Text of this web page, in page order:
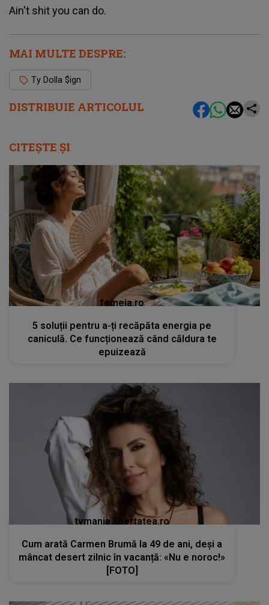
DISTRIBUIE ARTICOLUL
Ain't shit you can do.
MAI MULTE DESPRE:
Ty Dolla $ign
CITEȘTE ȘI
femeia.ro
5 soluții pentru a-ți recăpăta energia pe
caniculă. Ce funcționează când căldura te
epuizează
tvmania.libertatea.ro
Cum arată Carmen Brumă la 49 de ani, deși a
mâncat desert zilnic în vacanță: «Nu e noroc!»
[FOTO]